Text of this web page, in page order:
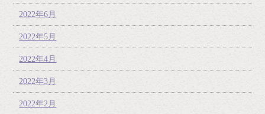
2022年6月
2022年5月
2022年4月
2022年3月
2022年2月